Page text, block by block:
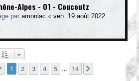
Alpes - 01 - Coucoutz
par amoniac « ven. 19 août 2022
Page 1sur14
1 2 3 4 5 14